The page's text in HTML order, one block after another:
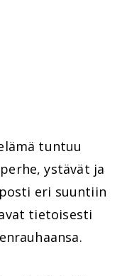
tuntuu
ystävät ja
eri suuntiin
tietoisesti